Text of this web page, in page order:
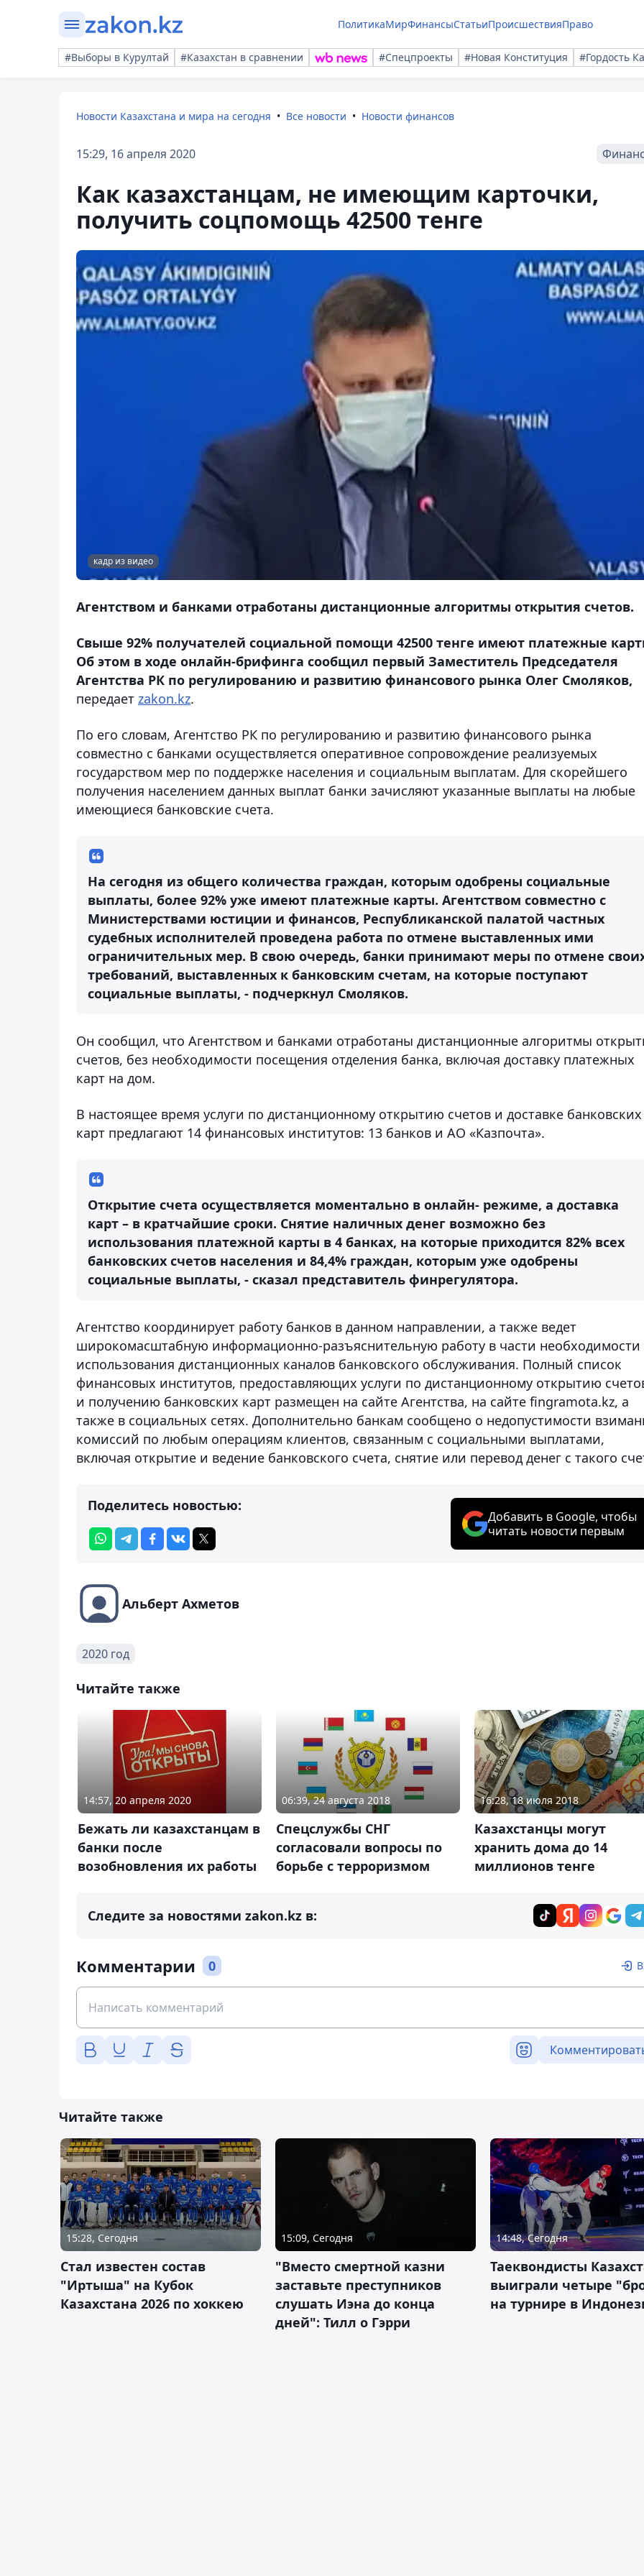
ПолитикаМирФинансыСтатьиПроисшествияПраво
#Выборы в Курултай #Казахстан в сравнении #Спецпроекты #Новая Конституция #Гордость
Новости Казахстана и мира на сегодня Все новости Новости финансов
15:29, 16 апреля 2020
Как казахстанцам, не имеющим карточки,
получить соцпомощь 42500 тенге
кадр из видео
Агентством и банками отработаны дистанционные алгоритмы открытия счетов.
Свыше 92% получателей социальной помощи 42500 тенге имеют платежные
Об этом в ходе онлайн-брифинга сообщил первый Заместитель Председателя
Агентства РК по регулированию и развитию финансового рынка Олег Смоляков,
передает zakon.kz.
По его словам, Агентство РК по регулированию и развитию финансового рынка
совместно с банками осуществляется оперативное сопровождение реализуемых
государством мер по поддержке населения и социальным выплатам. Для скорейшего
получения населением данных выплат банки зачисляют указанные выплаты на любые
имеющиеся банковские счета.
На сегодня из общего количества граждан, которым одобрены социальные
выплаты, более 92% уже имеют платежные карты. Агентством совместно с
Министерствами юстиции и финансов, Республиканской палатой частных
судебных исполнителей проведена работа по отмене выставленных ими
ограничительных мер. В свою очередь, банки принимают меры по отмене
требований, выставленных к банковским счетам, на которые поступают
социальные выплаты, - подчеркнул Смоляков.
Он сообщил, что Агентством и банками отработаны дистанционные алгоритмы
счетов, без необходимости посещения отделения банка, включая доставку платежных
карт на дом.
В настоящее время услуги по дистанционному открытию счетов и доставке банковских
карт предлагают 14 финансовых институтов: 13 банков и АО «Казпочта».
Открытие счета осуществляется моментально в онлайн- режиме, а доставка
карт – в кратчайшие сроки. Снятие наличных денег возможно без
использования платежной карты в 4 банках, на которые приходится 82% всех
банковских счетов населения и 84,4% граждан, которым уже одобрены
социальные выплаты, - сказал представитель финрегулятора.
Агентство координирует работу банков в данном направлении, а также ведет
широкомасштабную информационно-разъяснительную работу в части необходимости
использования дистанционных каналов банковского обслуживания. Полный список
финансовых институтов, предоставляющих услуги по дистанционному открытию
и получению банковских карт размещен на сайте Агентства, на сайте fingramota.kz, а
также в социальных сетях. Дополнительно банкам сообщено о недопустимости
комиссий по любым операциям клиентов, связанным с социальными выплатами,
включая открытие и ведение банковского счета, снятие или перевод денег с такого
Поделитесь новостью:
Добавить в Google, чтобы
читать новости первым
Альберт Ахметов
2020 год
Читайте также
14:57, 20 апреля 2020
Бежать ли казахстанцам в
банки после
возобновления их работы
06:39, 24 августа 2018
Спецслужбы СНГ
согласовали вопросы по
борьбе с терроризмом
16:28, 18 июля 2018
Казахстанцы могут
хранить дома до 14
миллионов тенге
Следите за новостями zakon.kz в:
Комментарии 0
Читайте также
15:28, Сегодня
Стал известен состав
"Иртыша" на Кубок
Казахстана 2026 по хоккею
15:09, Сегодня
"Вместо смертной казни
заставьте преступников
слушать Иэна до конца
дней": Тилл о Гэрри
14:48, Сегодня
Таеквондисты
выиграли четыре
на турнире в